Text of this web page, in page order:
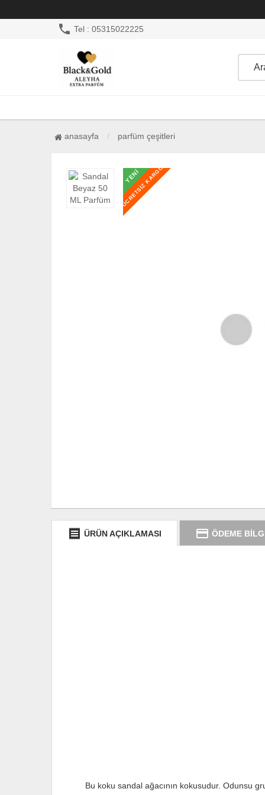
phone Tel : 05315022225
anasayfa parfüm çeşitleri
YENİ
ÜCRETSİZ KARGO
YENİ
ÜCRETSİZ KARGO
receipt ÜRÜN AÇIKLAMASI credit_card ÖDEME
Bu koku sandal ağacının kokusudur. Odunsu